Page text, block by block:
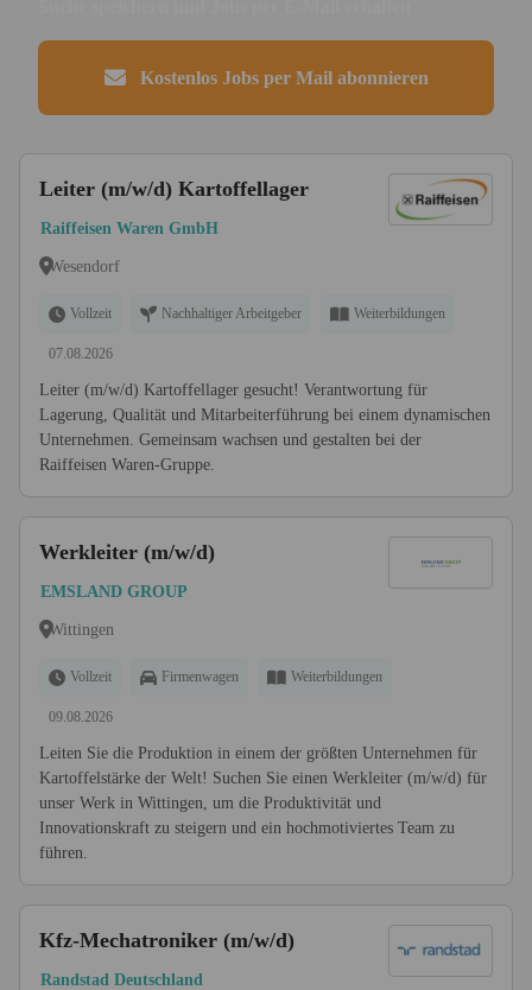
Kostenlos Jobs per Mail abonnieren
Leiter (m/w/d) Kartoffellager
Raiffeisen Waren GmbH
Wesendorf
Vollzeit Nachhaltiger Arbeitgeber Weiterbildungen
07.08.2026
Leiter (m/w/d) Kartoffellager gesucht! Verantwortung für
Lagerung, Qualität und Mitarbeiterführung bei einem dynamischen
Unternehmen. Gemeinsam wachsen und gestalten bei der
Raiffeisen Waren-Gruppe.
Werkleiter (m/w/d)
EMSLAND GROUP
Wittingen
Vollzeit Firmenwagen Weiterbildungen
09.08.2026
Leiten Sie die Produktion in einem der größten Unternehmen für
Kartoffelstärke der Welt! Suchen Sie einen Werkleiter (m/w/d) für
unser Werk in Wittingen, um die Produktivität und
Innovationskraft zu steigern und ein hochmotiviertes Team zu
führen.
Kfz-Mechatroniker (m/w/d)
Randstad Deutschland